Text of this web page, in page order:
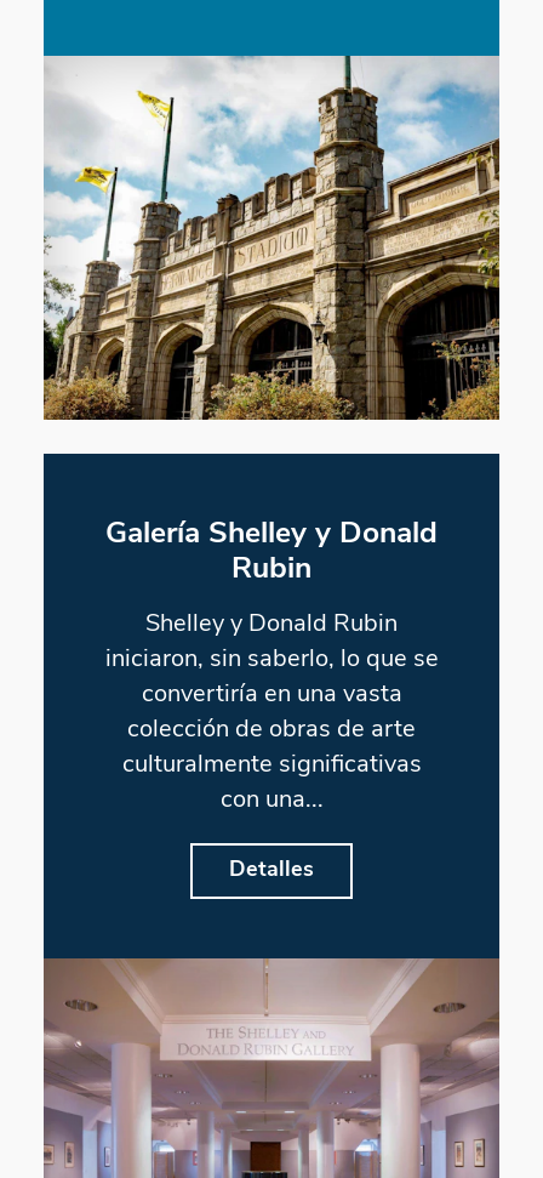
Galería Shelley y Donald
Rubin
Shelley y Donald Rubin
iniciaron, sin saberlo, lo que se
convertiría en una vasta
colección de obras de arte
culturalmente significativas
con una...
Detalles